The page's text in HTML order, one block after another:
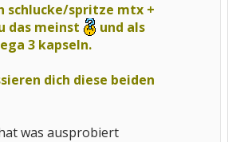
schlucke/spritze mtx +
das meinst
und als
3 kapseln.
dich diese beiden
was ausprobiert